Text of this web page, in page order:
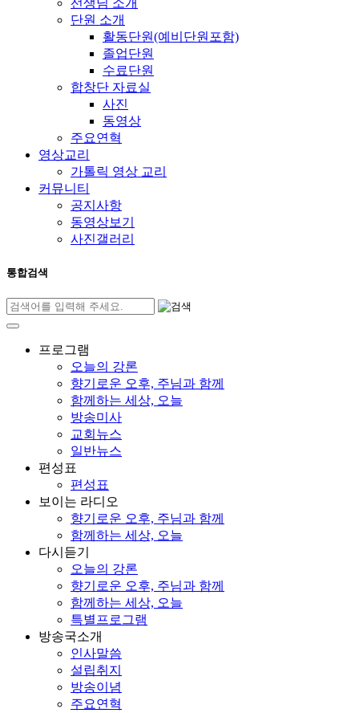
단원 소개
활동단원(예비단원포함)
졸업단원
수료단원
합창단 자료실
사진
동영상
주요연혁
영상교리
가톨릭 영상 교리
커뮤니티
공지사항
동영상보기
사진갤러리
통합검색
프로그램
오늘의 강론
향기로운 오후, 주님과 함께
함께하는 세상, 오늘
방송미사
교회뉴스
일반뉴스
편성표
편성표
보이는 라디오
향기로운 오후, 주님과 함께
함께하는 세상, 오늘
다시듣기
오늘의 강론
향기로운 오후, 주님과 함께
함께하는 세상, 오늘
특별프로그램
방송국소개
인사말씀
설립취지
방송이념
주요연혁